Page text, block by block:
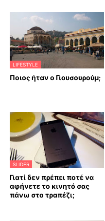
LIFESTYLE
Ποιος ήταν ο Γιουσουρούμ;
SLIDER
Γιατί δεν πρέπει ποτέ να
αφήνετε το κινητό σας
πάνω στο τραπέζι;